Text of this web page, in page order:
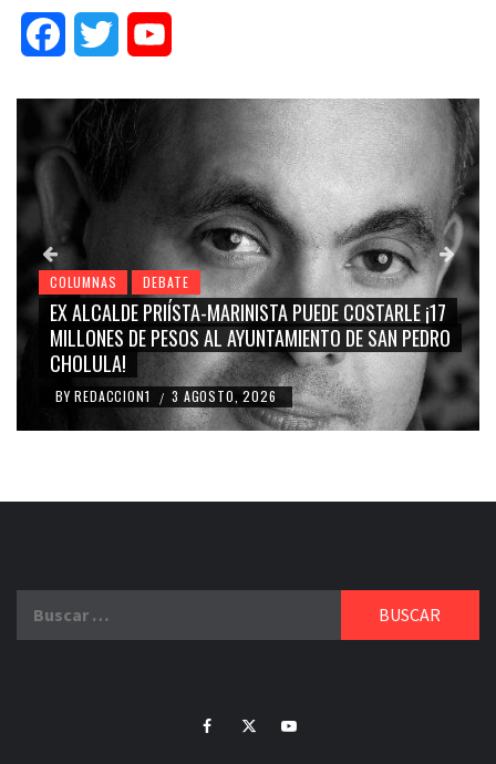
FacebookTwitter
COLUMNAS DEBATE
EX ALCALDE PRIÍSTA-MARINISTA PUEDE COSTARLE ¡17
MILLONES DE PESOS AL AYUNTAMIENTO DE SAN PEDRO
CHOLULA!
BY REDACCION1 / 3 AGOSTO, 2026
FacebookTwitterYoutube